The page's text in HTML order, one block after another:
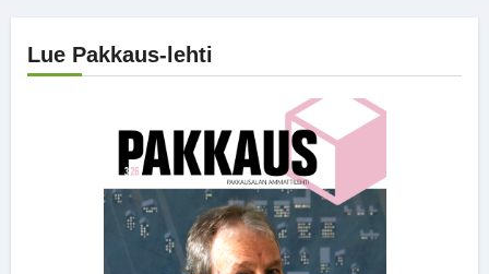
Lue Pakkaus-lehti